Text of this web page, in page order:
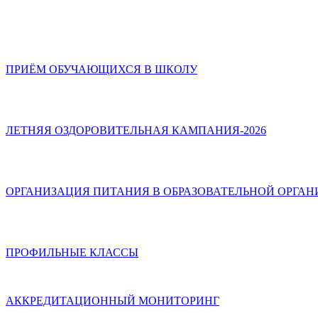
ПРИЁМ ОБУЧАЮЩИХСЯ В ШКОЛУ
ЛЕТНЯЯ ОЗДОРОВИТЕЛЬНАЯ КАМПАНИЯ-2026
ОРГАНИЗАЦИЯ ПИТАНИЯ В ОБРАЗОВАТЕЛЬНОЙ
ПРОФИЛЬНЫЕ КЛАССЫ
АККРЕДИТАЦИОННЫЙ МОНИТОРИНГ